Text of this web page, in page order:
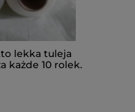
lekka tuleja
każde 10 rolek.